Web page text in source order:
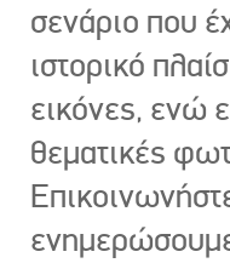
σενάριο που
ιστορικό
εικόνες, ενώ
θεματικές